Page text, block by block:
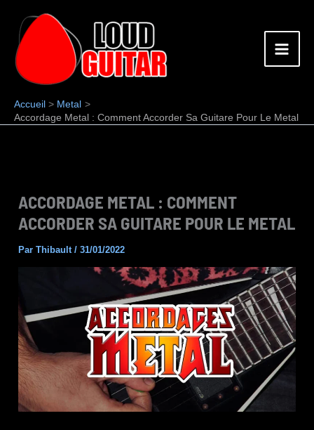
contenu
Accueil
Metal
Accordage Metal : Comment Accorder Sa Guitare Pour Le Metal
ACCORDAGE METAL : COMMENT
ACCORDER SA GUITARE POUR LE METAL
ParThibault/31/01/2022